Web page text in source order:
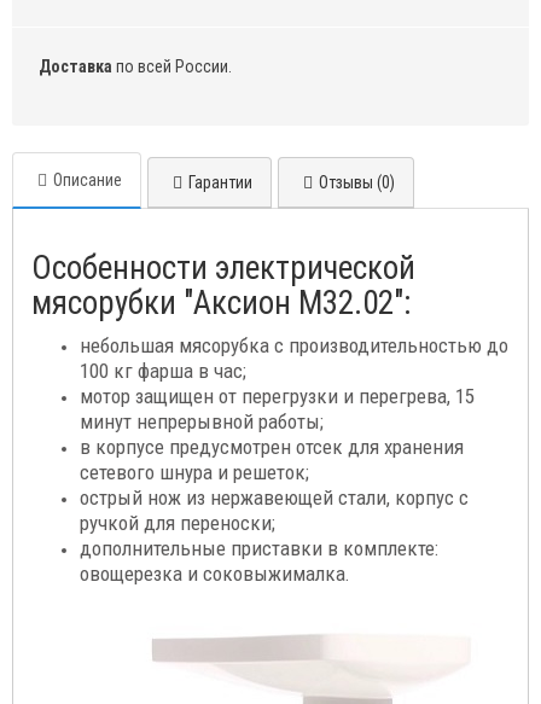
Доставка по всей России.
Описание Гарантии Отзывы (0)
Особенности электрической
мясорубки "Аксион М32.02":
небольшая мясорубка с производительностью до
100 кг фарша в час;
мотор защищен от перегрузки и перегрева, 15
минут непрерывной работы;
в корпусе предусмотрен отсек для хранения
сетевого шнура и решеток;
острый нож из нержавеющей стали, корпус с
ручкой для переноски;
дополнительные приставки в комплекте:
овощерезка и соковыжималка.